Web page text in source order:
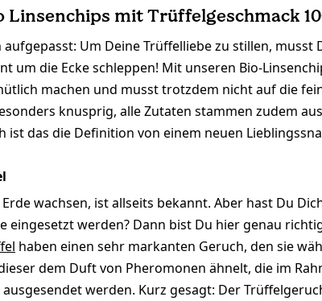
Linsenchips mit Trüffelgeschmack
aufgepasst: Um Deine Trüffelliebe zu stillen, musst
um die Ecke schleppen! Mit unseren Bio-
machen und musst trotzdem nicht auf die
knusprig, alle Zutaten stammen zudem
ist das die Definition von einem neuen
wachsen, ist allseits bekannt. Aber hast Du
eingesetzt werden? Dann bist Du hier genau
haben einen sehr markanten Geruch, den sie
dem Duft von Pheromonen ähnelt, die im
werden. Kurz gesagt: Der